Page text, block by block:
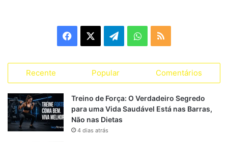
e
b
e
g
W
t
S
Recente Popular Comentários
Treino de Força: O Verdadeiro Segredo
para uma Vida Saudável Está nas Barras,
Não nas Dietas
4 dias atrás